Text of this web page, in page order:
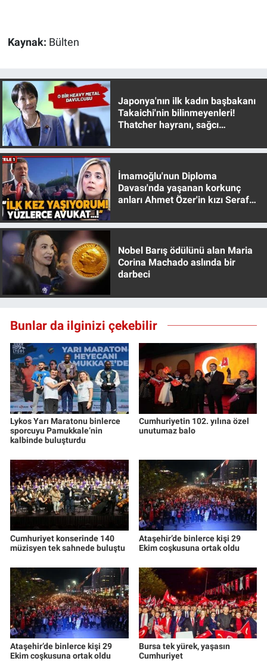
Kaynak: Bülten
Japonya'nın ilk kadın başbakanı
Takaichi'nin bilinmeyenleri!
Thatcher hayranı, sağcı
İmamoğlu'nun Diploma
Davası'nda yaşanan korkunç
anları Ahmet Özer'in kızı Seraf
Nobel Barış ödülünü alan Maria
Corina Machado aslında bir
darbeci
Bunlar da ilginizi çekebilir
Lykos Yarı Maratonu binlerce
sporcuyu Pamukkale’nin
kalbinde buluşturdu
Cumhuriyetin 102. yılına özel
unutumaz balo
Cumhuriyet konserinde 140
müzisyen tek sahnede buluştu
Ataşehir’de binlerce kişi 29
Ekim coşkusuna ortak oldu
Ataşehir’de binlerce kişi 29
Ekim coşkusuna ortak oldu
Bursa tek yürek, yaşasın
Cumhuriyet